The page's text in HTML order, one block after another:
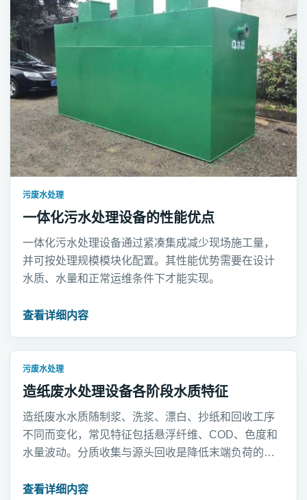
污废水处理
一体化污水处理设备的性能优点
一体化污水处理设备通过紧凑集成减少现场施工量，
并可按处理规模模块化配置。其性能优势需要在设计
水质、水量和正常运维条件下才能实现。
查看详细内容
污废水处理
造纸废水处理设备各阶段水质特征
造纸废水水质随制浆、洗浆、漂白、抄纸和回收工序
不同而变化，常见特征包括悬浮纤维、COD、色度和
水量波动。分质收集与源头回收是降低末端负荷的重
查看详细内容